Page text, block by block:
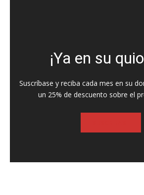
¡Ya en su
Suscríbase y reciba cada mes en su
un 25% de descuento sobre el